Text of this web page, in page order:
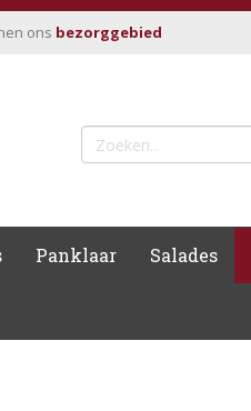
ons bezorggebied
Panklaar Salades